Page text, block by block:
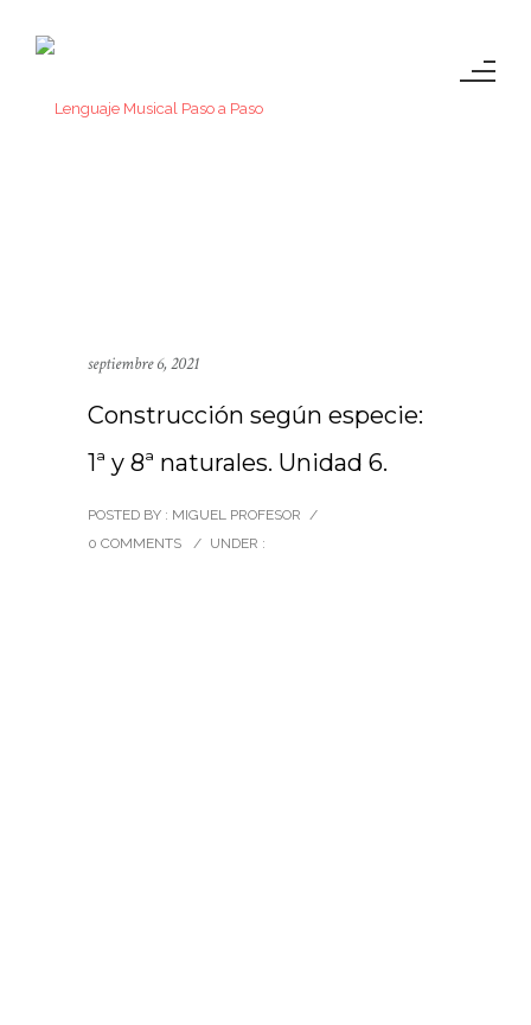
septiembre 6, 2021
Construcción según especie:
1ª y 8ª naturales. Unidad 6.
POSTED BY : MIGUEL PROFESOR /
0 COMMENTS
/ UNDER :